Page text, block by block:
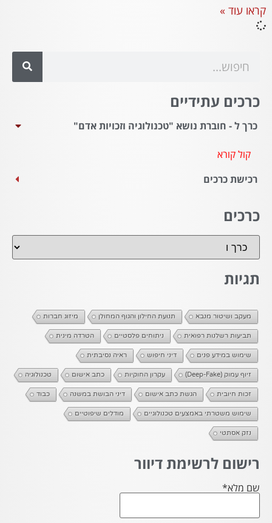
קראו עוד »
כרכים עתידיים
כרך ל - חוברת נושא "טכנולוגיה וזכויות אדם"
קול קורא
רכישת כרכים
כרכים
תגיות
מעקב ושיטור מנבא תנועת החילון והגוף המחולן מיזוג חברות
תביעות רשלנות רפואית ניתוחים פלסטיים הטרדה מינית
שימוש במידע פנים דיני חיפוש ראיה נסיבתית
זיוף עמוק (Deep-Fake) עקרון החוקיות כתב אישום טכנולוגיה
זכות חיובית הגשת כתב אישום דיני הבושת במשנה כבוד
שימוש משטרתי באמצעים טכנולוגיים מודלים שיפוטיים
נזק אסתטי
רישום לרשימת דיוור
שם מלא*